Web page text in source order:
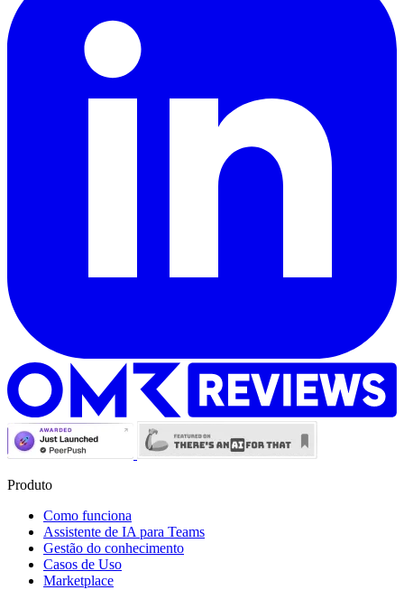
Produto
Como funciona
Assistente de IA para Teams
Gestão do conhecimento
Casos de Uso
Marketplace